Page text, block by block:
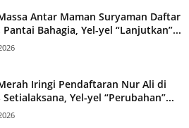
Antar Maman Suryaman Daftar
Pantai Bahagia, Yel-yel “Lanjutkan”...
Iringi Pendaftaran Nur Ali di
Setialaksana, Yel-yel “Perubahan”...